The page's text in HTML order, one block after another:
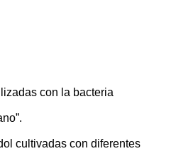
con la bacteria
cultivadas con diferentes